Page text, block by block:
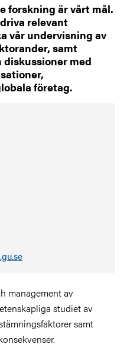
forskning är vårt mål.
relevant
vår undervisning av
samt
diskussioner med
företag.
management av
studiet av
samt